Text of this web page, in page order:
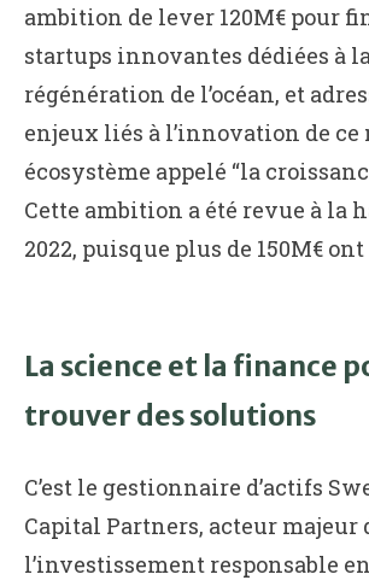
ambition de lever 120M€ pour
startups innovantes dédiées à
régénération de l’océan, et
enjeux liés à l’innovation de ce
écosystème appelé “la
Cette ambition a été revue à la
2022, puisque plus de 150M€
La science et la finance
trouver des solutions
C’est le gestionnaire d’actifs
Capital Partners, acteur majeur
l’investissement responsable